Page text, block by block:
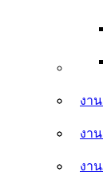
งา
งา
งา
งา
งา
งา
อื่นๆ